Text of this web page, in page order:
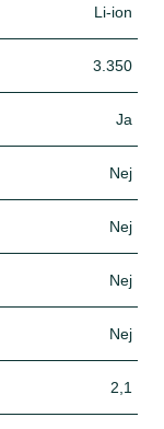
Li-ion
3.350
Ja
Nej
Nej
Nej
Nej
2,1